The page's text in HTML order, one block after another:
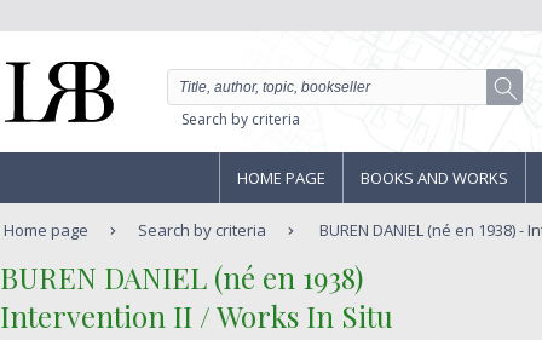
Search by criteria
HOME PAGE BOOKS AND WORKS
Home page Search by criteria BUREN DANIEL (né en 1938) -
‎BUREN DANIEL (né en 1938)‎
‎Intervention II / Works In Situ‎